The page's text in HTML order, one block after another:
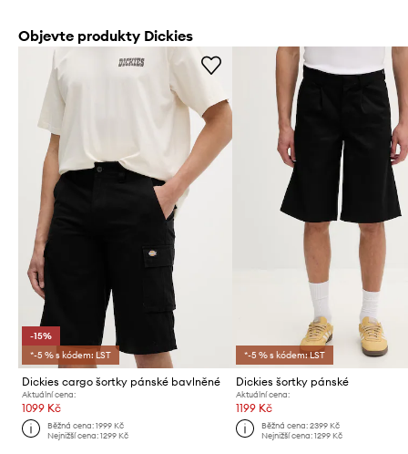
Objevte produkty Dickies
-15%
*-5 % s kódem: LST
Dickies cargo šortky pánské bavlněné
Aktuální cena:
1099 Kč
Běžná cena:1999 Kč
Nejnižší cena:1299 Kč
*-5 % s kódem: LST
Dickies šortky pánské
Aktuální cena:
1199 Kč
Běžná cena: 2399 Kč
Nejnižší cena: 1299 Kč